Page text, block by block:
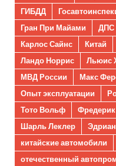
ГИБДД
Гран При Майами
ДПС
Карлос Сайнс
Китай
Ландо Норрис
Льюис
МВД России
Макс
Опыт эксплуатации
Тото Вольф
Шарль Леклер
китайские автомобили
отечественный